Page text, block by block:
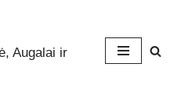
Augalai ir